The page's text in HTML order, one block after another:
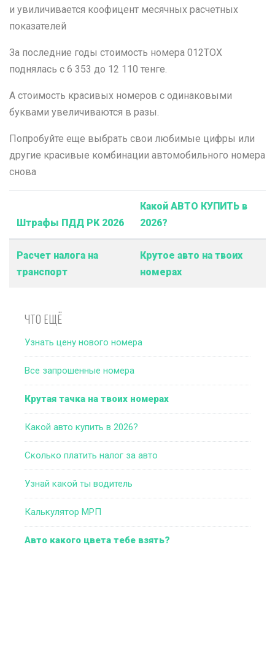
и увиличивается коофицент месячных расчетных
показателей
За последние годы стоимость номера 012TOX
поднялась с 6 353 до 12 110 тенге.
А стоимость красивых номеров с одинаковыми
буквами увеличиваются в разы.
Попробуйте еще выбрать свои любимые цифры или
другие красивые комбинации автомобильного номера
снова
Штрафы ПДД РК 2026
Какой АВТО КУПИТЬ в
2026?
Расчет налога на
транспорт
Крутое авто на твоих
номерах
ЧТО ЕЩЁ
Узнать цену нового номера
Все запрошенные номера
Крутая тачка на твоих номерах
Какой авто купить в 2026?
Сколько платить налог за авто
Узнай какой ты водитель
Калькулятор МРП
Авто какого цвета тебе взять?